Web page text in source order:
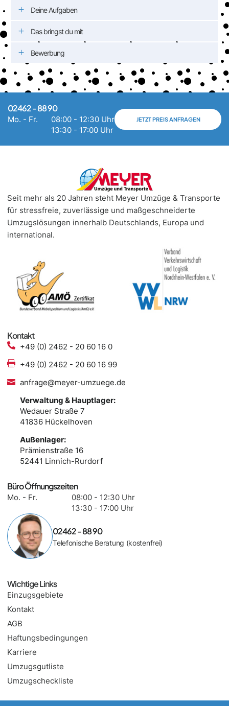
Deine Aufgaben
Das bringst du mit
Bewerbung
02462 - 88 90
Mo. - Fr.
08:00 - 12:30 Uhr
13:30 - 17:00 Uhr
JETZT PREIS ANFRAGEN
Seit mehr als 20 Jahren steht Meyer Umzüge & Transporte
für stressfreie, zuverlässige und maßgeschneiderte
Umzugslösungen innerhalb Deutschlands, Europa und
international.
Wichtige Links
Einzugsgebiete
Kontakt
AGB
Haftungsbedingungen
Karriere
Umzugsgutliste
Umzugscheckliste
Kontakt
+49 (0) 2462 - 20 60 16 0
+49 (0) 2462 - 20 60 16 99
anfrage@meyer-umzuege.de
Verwaltung & Hauptlager:
Wedauer Straße 7
41836 Hückelhoven
Außenlager:
Prämienstraße 16
52441 Linnich-Rurdorf
Büro Öffnungszeiten
Mo. - Fr.
08:00 - 12:30 Uhr
13:30 - 17:00 Uhr
02462 - 88 90
Telefonische Beratung (kostenfrei)